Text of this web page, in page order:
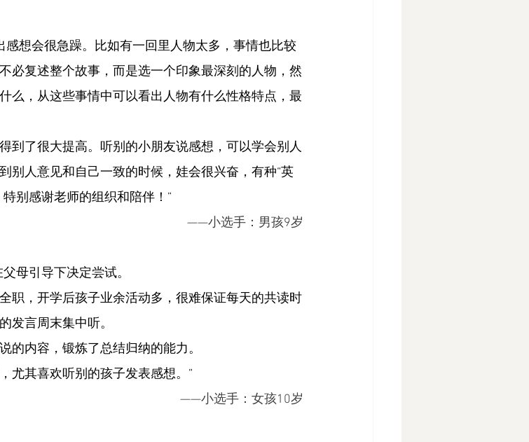
想会很急躁。比如有一回里人物太多，事情也比较
必复述整个故事，而是选一个印象最深刻的人物，然
么，从这些事情中可以看出人物有什么性格特点，最
到了很大提高。听别的小朋友说感想，可以学会别人
别人意见和自己一致的时候，娃会很兴奋，有种“英
别感谢老师的组织和陪伴！”
——小选手：男孩9岁
母引导下决定尝试。
职，开学后孩子业余活动多，很难保证每天的共读时
发言周末集中听。
的内容，锻炼了总结归纳的能力。
尤其喜欢听别的孩子发表感想。”
——小选手：女孩10岁